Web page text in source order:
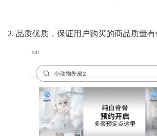
2. 品质优质，保证用户购买的商品质量有